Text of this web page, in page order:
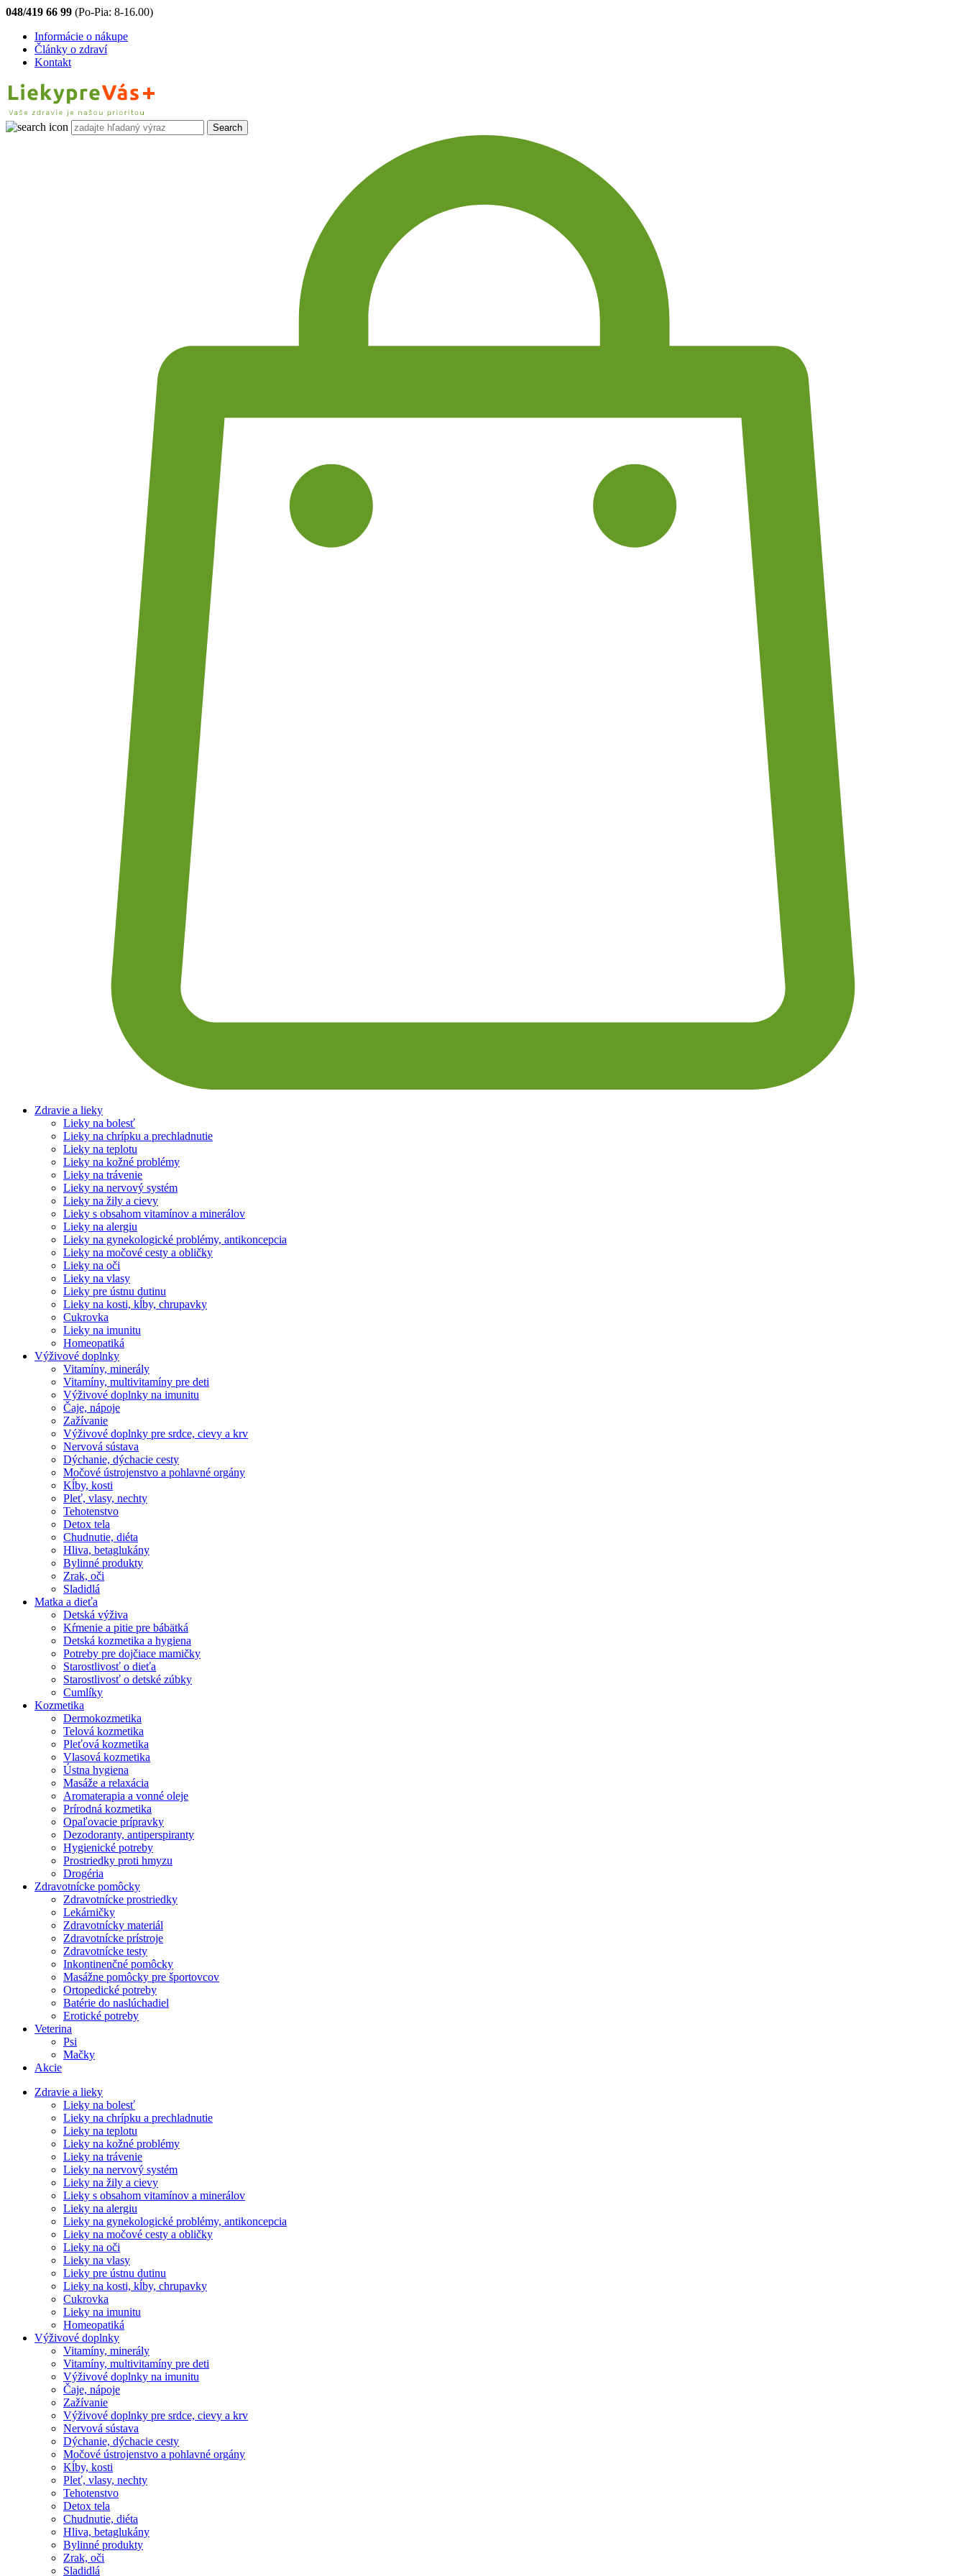
048/419 66 99 (Po-Pia: 8-16.00)
Informácie o nákupe
Články o zdraví
Kontakt
Zdravie a lieky
Lieky na bolesť
Lieky na chrípku a prechladnutie
Lieky na teplotu
Lieky na kožné problémy
Lieky na trávenie
Lieky na nervový systém
Lieky na žily a cievy
Lieky s obsahom vitamínov a minerálov
Lieky na alergiu
Lieky na gynekologické problémy, antikoncepcia
Lieky na močové cesty a obličky
Lieky na oči
Lieky na vlasy
Lieky pre ústnu dutinu
Lieky na kosti, kĺby, chrupavky
Cukrovka
Lieky na imunitu
Homeopatiká
Výživové doplnky
Vitamíny, minerály
Vitamíny, multivitamíny pre deti
Výživové doplnky na imunitu
Čaje, nápoje
Zažívanie
Výživové doplnky pre srdce, cievy a krv
Nervová sústava
Dýchanie, dýchacie cesty
Močové ústrojenstvo a pohlavné orgány
Kĺby, kosti
Pleť, vlasy, nechty
Tehotenstvo
Detox tela
Chudnutie, diéta
Hliva, betaglukány
Bylinné produkty
Zrak, oči
Sladidlá
Matka a dieťa
Detská výživa
Kŕmenie a pitie pre bábätká
Detská kozmetika a hygiena
Potreby pre dojčiace mamičky
Starostlivosť o dieťa
Starostlivosť o detské zúbky
Cumlíky
Kozmetika
Dermokozmetika
Telová kozmetika
Pleťová kozmetika
Vlasová kozmetika
Ústna hygiena
Masáže a relaxácia
Aromaterapia a vonné oleje
Prírodná kozmetika
Opaľovacie prípravky
Dezodoranty, antiperspiranty
Hygienické potreby
Prostriedky proti hmyzu
Drogéria
Zdravotnícke pomôcky
Zdravotnícke prostriedky
Lekárničky
Zdravotnícky materiál
Zdravotnícke prístroje
Zdravotnícke testy
Inkontinenčné pomôcky
Masážne pomôcky pre športovcov
Ortopedické potreby
Batérie do naslúchadiel
Erotické potreby
Veterina
Psi
Mačky
Akcie
Zdravie a lieky
Lieky na bolesť
Lieky na chrípku a prechladnutie
Lieky na teplotu
Lieky na kožné problémy
Lieky na trávenie
Lieky na nervový systém
Lieky na žily a cievy
Lieky s obsahom vitamínov a minerálov
Lieky na alergiu
Lieky na gynekologické problémy, antikoncepcia
Lieky na močové cesty a obličky
Lieky na oči
Lieky na vlasy
Lieky pre ústnu dutinu
Lieky na kosti, kĺby, chrupavky
Cukrovka
Lieky na imunitu
Homeopatiká
Výživové doplnky
Vitamíny, minerály
Vitamíny, multivitamíny pre deti
Výživové doplnky na imunitu
Čaje, nápoje
Zažívanie
Výživové doplnky pre srdce, cievy a krv
Nervová sústava
Dýchanie, dýchacie cesty
Močové ústrojenstvo a pohlavné orgány
Kĺby, kosti
Pleť, vlasy, nechty
Tehotenstvo
Detox tela
Chudnutie, diéta
Hliva, betaglukány
Bylinné produkty
Zrak, oči
Sladidlá